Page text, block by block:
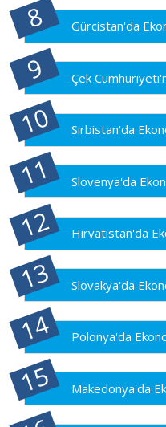
Gürcistan'da
Çek
Sırbistan'da
Slovenya'da
Hırvatistan'da
Slovakya'da
Polonya'da
Makedonya'da